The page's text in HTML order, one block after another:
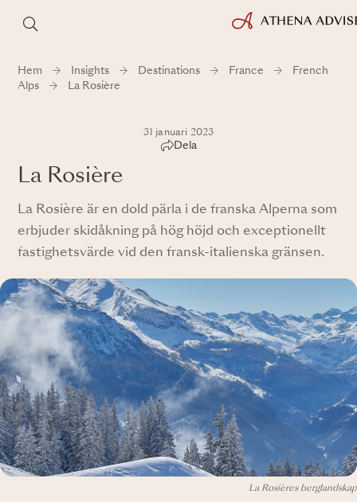
Hem Insights Destinations France
French
Alps
La Rosière
31 januari 2023
Dela
La Rosière
La Rosière är en dold pärla i de franska Alperna som
erbjuder skidåkning på hög höjd och exceptionellt
fastighetsvärde vid den fransk-italienska gränsen.
La Rosières berglandskap